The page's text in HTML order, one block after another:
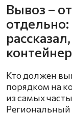
Вывоз –
Кто должен
порядком на
из самых
Региональный